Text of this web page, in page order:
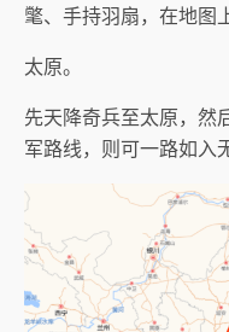
氅、手持羽扇，在地图
太原。
先天降奇兵至太原，然
军路线，则可一路如入